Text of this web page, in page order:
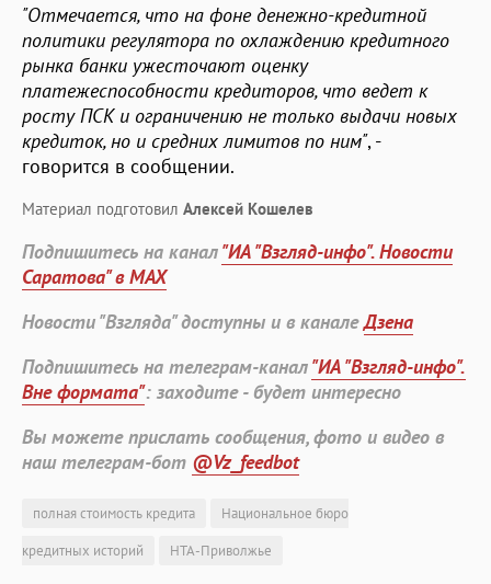
"Отмечается, что на фоне денежно-кредитной
политики регулятора по охлаждению кредитного
рынка банки ужесточают оценку
платежеспособности кредиторов, что ведет к
росту ПСК и ограничению не только выдачи новых
кредиток, но и средних лимитов по ним", -
говорится в сообщении.
Материал подготовил Алексей Кошелев
Подпишитесь на канал"ИА "Взгляд-инфо". Новости
Саратова" в MAX
Новости "Взгляда" доступны и в каналеДзена
Подпишитесь на телеграм-канал"ИА "Взгляд-инфо".
Вне формата": заходите - будет интересно
Вы можете прислать сообщения, фото и видео в
наш телеграм-бот @Vz_feedbot
полная стоимость кредита
Национальное бюро
кредитных историй
НТА-Приволжье